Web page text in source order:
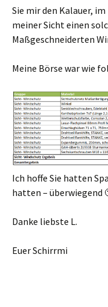
Sie mir den Kalauer,
meiner Sicht einen
Maßgeschneiderten
Meine Börse war wie
Ich hoffe Sie hatten
hatten – überwiegend
Danke liebste L.
Euer Schirrmi